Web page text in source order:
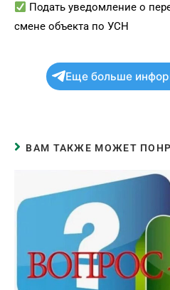
Подать уведомление о
смене объекта по УСН
Еще больше
ВАМ ТАКЖЕ МОЖЕТ